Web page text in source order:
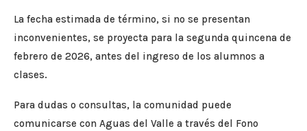
La fecha estimada de término, si no se presentan
inconvenientes, se proyecta para la segunda quincena de
febrero de 2026, antes del ingreso de los alumnos a
clases.
Para dudas o consultas, la comunidad puede
comunicarse con Aguas del Valle a través del Fono